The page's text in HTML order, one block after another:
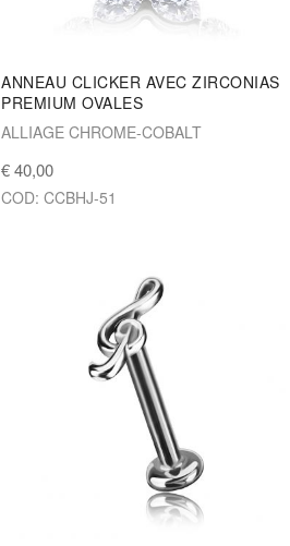
ANNEAU CLICKER AVEC ZIRCONIAS
PREMIUM OVALES
ALLIAGE CHROME-COBALT
€ 40,00
COD: CCBHJ-51